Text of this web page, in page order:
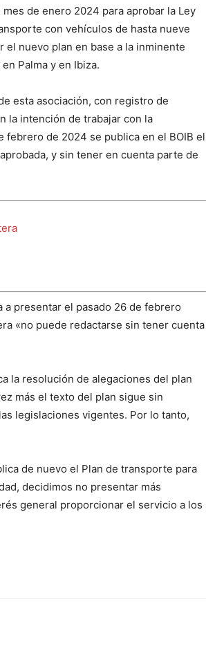
de enero 2024 para aprobar la Ley
con vehículos de hasta nueve
el nuevo plan en base a la inminente
Palma y en Ibiza.
esta asociación, con registro de
la intención de trabajar con la
febrero de 2024 se publica en el BOIB el
y sin tener en cuenta parte de
a presentar el pasado 26 de febrero
«no puede redactarse sin tener cuenta
la resolución de alegaciones del plan
más el texto del plan sigue sin
legislaciones vigentes. Por lo tanto,
de nuevo el Plan de transporte para
decidimos no presentar más
general proporcionar el servicio a los